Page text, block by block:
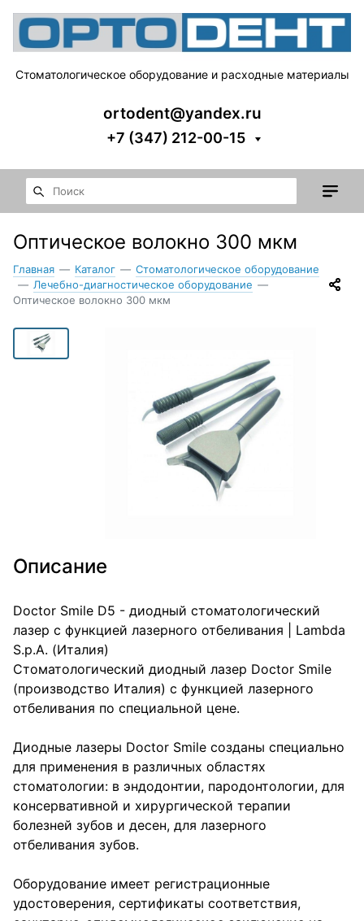
Стоматологическое оборудование и расходные материалы
ortodent@yandex.ru
+7 (347) 212-00-15
Оптическое волокно 300 мкм
Главная — Каталог — Стоматологическое оборудование
— Лечебно-диагностическое оборудование —
Оптическое волокно 300 мкм
Описание
Doctor Smile D5 - диодный стоматологический
лазер с функцией лазерного отбеливания | Lambda
S.p.A. (Италия)
Стоматологический диодный лазер Doctor Smile
(производство Италия) с функцией лазерного
отбеливания по специальной цене.
Диодные лазеры Doctor Smile созданы специально
для применения в различных областях
стоматологии: в эндодонтии, пародонтологии, для
консервативной и хирургической терапии
болезней зубов и десен, для лазерного
отбеливания зубов.
Оборудование имеет регистрационные
удостоверения, сертификаты соответствия,